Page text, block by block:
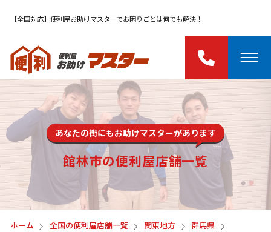
【全国対応】便利屋お助けマスターでお困りごとは何でも解決！
あなたの街にもお助けマスターがあります
館林市の便利屋店舗一覧
ホーム 全国の便利屋店舗一覧 関東地方
群馬県